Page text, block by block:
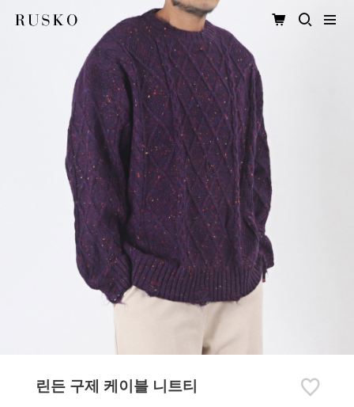
린든 구제 케이블 니트티